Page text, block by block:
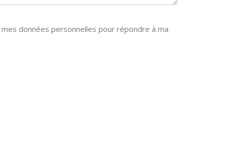
mes données personnelles pour répondre à ma